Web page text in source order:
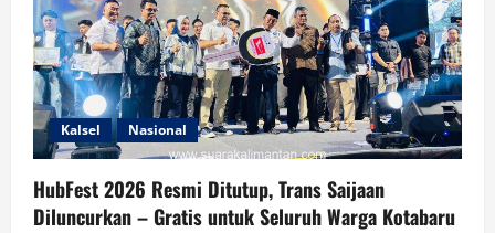
Kalsel Nasional
HubFest 2026 Resmi Ditutup, Trans Saijaan
Diluncurkan – Gratis untuk Seluruh Warga Kotabaru